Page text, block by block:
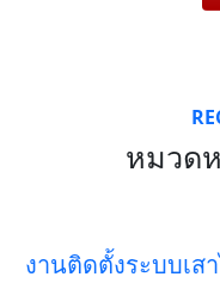
หมวด
งานติดตั้งระบบเส